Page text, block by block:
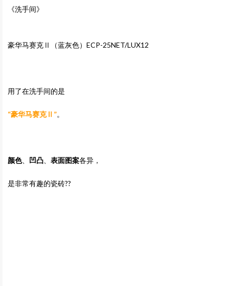
《洗手间》
豪华马赛克Ⅱ（蓝灰色）ECP-25NET/LUX12
用了在洗手间的是
“豪华马赛克Ⅱ”。
颜色、 凹凸 表面图案各异，
是非常有趣的瓷砖??